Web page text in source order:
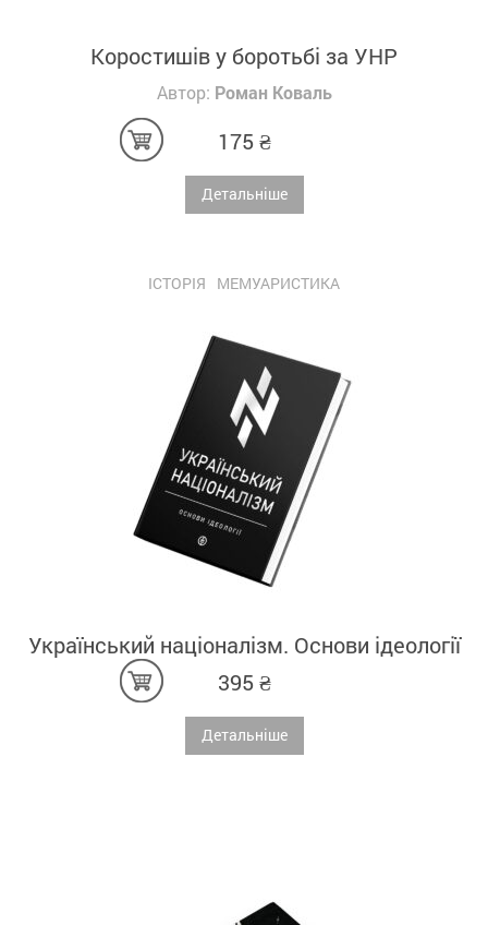
Коростишів у боротьбі за УНР
Автор: Роман Коваль
175 ₴
Детальніше
ІСТОРІЯ МЕМУАРИСТИКА
Український націоналізм. Основи ідеології
395 ₴
Детальніше